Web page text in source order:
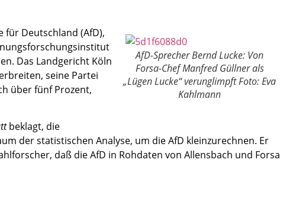
AfD-Sprecher Bernd Lucke: Von
Forsa-Chef Manfred Güllner als
„Lügen Lucke“ verunglimpft Foto: Eva
Kahlmann
für Deutschland (AfD),
Das Landgericht Köln
seine Partei
über fünf Prozent,
beklagt, die
der statistischen Analyse, um die AfD kleinzurechnen. Er
daß die AfD in Rohdaten von Allensbach und Forsa